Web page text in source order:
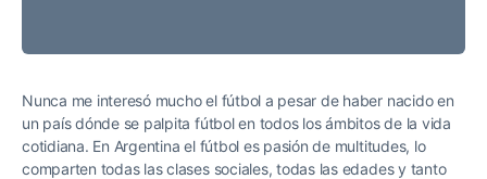
Nunca me interesó mucho el fútbol a pesar de haber nacido en
un país dónde se palpita fútbol en todos los ámbitos de la vida
cotidiana. En Argentina el fútbol es pasión de multitudes, lo
comparten todas las clases sociales, todas las edades y tanto